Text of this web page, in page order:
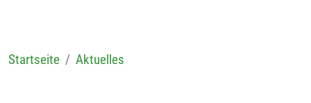
Startseite Aktuelles